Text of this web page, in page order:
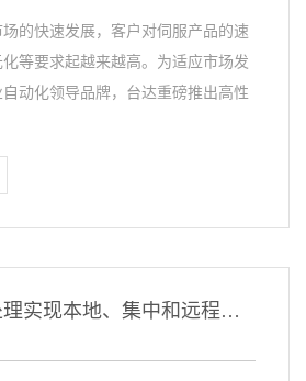
的快速发展，客户对伺服产品的速
等要求起越来越高。为适应市场发
动化领导品牌，台达重磅推出高性
台达助力污水处理实现本地、集中和远程一体化控制